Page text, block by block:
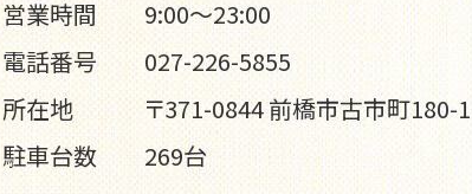
営業時間
9:00～23:00
電話番号
027-226-5855
所在地
〒371-0844 前橋市古市町180-1
駐車台数
269台